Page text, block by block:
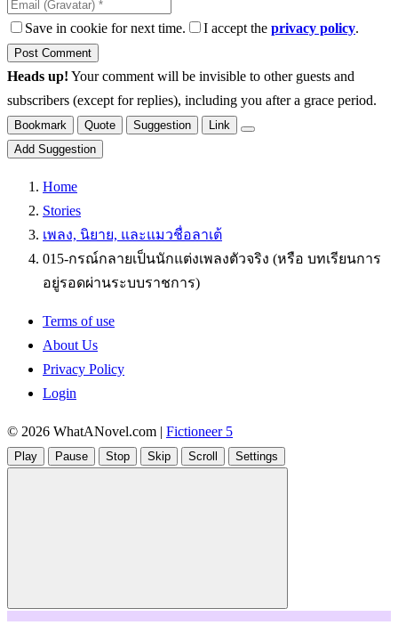
Save in cookie for next time. I accept the privacy policy.
Heads up! Your comment will be invisible to other guests and
subscribers (except for replies), including you after a grace period.
Bookmark Quote Suggestion
Link
Add Suggestion
Home
Stories
เพลง, นิยาย, และแมวชื่อลาเต้
015-กรณ์กลายเป็นนักแต่งเพลงตัวจริง (หรือ บทเรียนการ
อยู่รอดผ่านระบบราชการ)
Terms of use
About Us
Privacy Policy
Login
© 2026 WhatANovel.com | Fictioneer 5
Play Pause Stop Skip Scroll Settings